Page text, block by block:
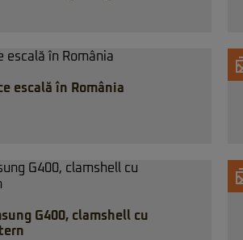
escală în România
G400, clamshell cu